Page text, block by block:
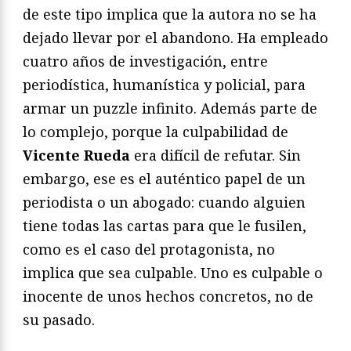
de este tipo implica que la autora no se ha
dejado llevar por el abandono. Ha empleado
cuatro años de investigación, entre
periodística, humanística y policial, para
armar un puzzle infinito. Además parte de
lo complejo, porque la culpabilidad de
Vicente Rueda era difícil de refutar. Sin
embargo, ese es el auténtico papel de un
periodista o un abogado: cuando alguien
tiene todas las cartas para que le fusilen,
como es el caso del protagonista, no
implica que sea culpable. Uno es culpable o
inocente de unos hechos concretos, no de
su pasado.